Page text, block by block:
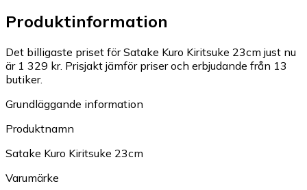
Produktinformation
Det billigaste priset för Satake Kuro Kiritsuke 23cm just nu
är 1 329 kr. Prisjakt jämför priser och erbjudande från 13
butiker.
Grundläggande information
Produktnamn
Satake Kuro Kiritsuke 23cm
Varumärke